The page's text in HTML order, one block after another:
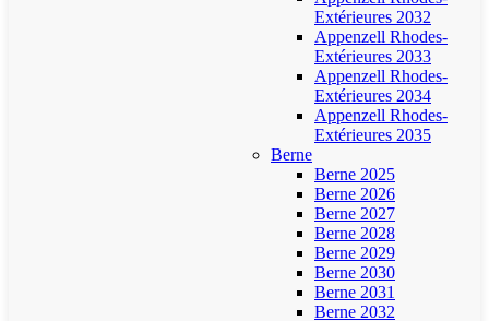
Extérieures 2032
Appenzell Rhodes-
Extérieures 2033
Appenzell Rhodes-
Extérieures 2034
Appenzell Rhodes-
Extérieures 2035
Berne
Berne 2025
Berne 2026
Berne 2027
Berne 2028
Berne 2029
Berne 2030
Berne 2031
Berne 2032